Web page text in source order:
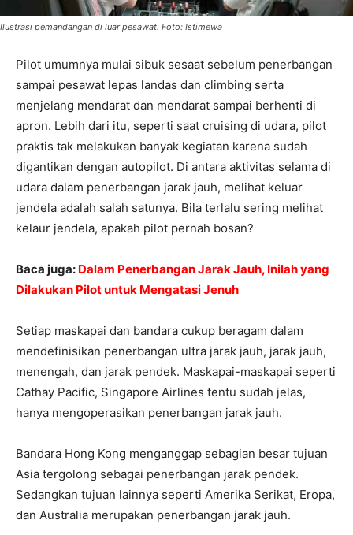
Ilustrasi pemandangan di luar pesawat. Foto: Istimewa
Pilot umumnya mulai sibuk sesaat sebelum penerbangan
sampai pesawat lepas landas dan climbing serta
menjelang mendarat dan mendarat sampai berhenti di
apron. Lebih dari itu, seperti saat cruising di udara, pilot
praktis tak melakukan banyak kegiatan karena sudah
digantikan dengan autopilot. Di antara aktivitas selama di
udara dalam penerbangan jarak jauh, melihat keluar
jendela adalah salah satunya. Bila terlalu sering melihat
kelaur jendela, apakah pilot pernah bosan?
Baca juga: Dalam Penerbangan Jarak Jauh, Inilah yang
Dilakukan Pilot untuk Mengatasi Jenuh
Setiap maskapai dan bandara cukup beragam dalam
mendefinisikan penerbangan ultra jarak jauh, jarak jauh,
menengah, dan jarak pendek. Maskapai-maskapai seperti
Cathay Pacific, Singapore Airlines tentu sudah jelas,
hanya mengoperasikan penerbangan jarak jauh.
Bandara Hong Kong menganggap sebagian besar tujuan
Asia tergolong sebagai penerbangan jarak pendek.
Sedangkan tujuan lainnya seperti Amerika Serikat, Eropa,
dan Australia merupakan penerbangan jarak jauh.